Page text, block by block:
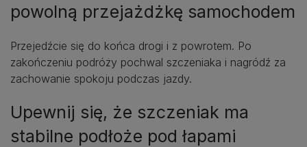
powolną przejażdżkę samochodem
Przejedźcie się do końca drogi i z powrotem. Po
zakończeniu podróży pochwal szczeniaka i nagródź za
zachowanie spokoju podczas jazdy.
Upewnij się, że szczeniak ma
stabilne podłoże pod łapami